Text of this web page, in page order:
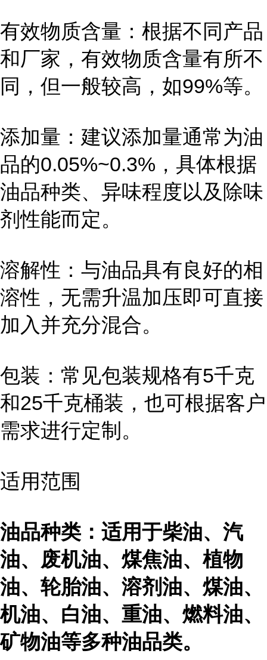
有效物质含量：根据不同产品
和厂家，有效物质含量有所不
同，但一般较高，如99%等。
添加量：建议添加量通常为油
品的0.05%~0.3%，具体根据
油品种类、异味程度以及除味
剂性能而定。
溶解性：与油品具有良好的相
溶性，无需升温加压即可直接
加入并充分混合。
包装：常见包装规格有5千克
和25千克桶装，也可根据客户
需求进行定制。
适用范围
油品种类：适用于柴油、汽
油、废机油、煤焦油、植物
油、轮胎油、溶剂油、煤油、
机油、白油、重油、燃料油、
矿物油等多种油品类。